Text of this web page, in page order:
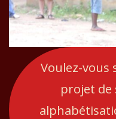
Voulez-vous
projet de